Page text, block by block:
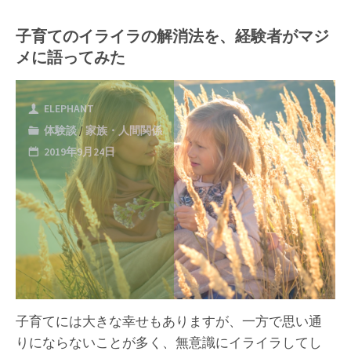
な
ど）"
な
ダ
イ
エ
ッ
な
ど)"
の
効
(ス
ト
ス
の
解
消
子育てのイライラの解消法を、経験者がマジ
メに語ってみた
ELEPHANT
体験談/家族・人間関係
2019年9月24日
子育てには大きな幸せもありますが、一方で思い通
りにならないことが多く、無意識にイライラしてし